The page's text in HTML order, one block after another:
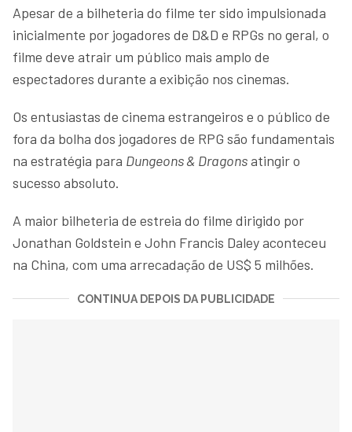
Apesar de a bilheteria do filme ter sido impulsionada
inicialmente por jogadores de D&D e RPGs no geral, o
filme deve atrair um público mais amplo de
espectadores durante a exibição nos cinemas.
Os entusiastas de cinema estrangeiros e o público de
fora da bolha dos jogadores de RPG são fundamentais
na estratégia para Dungeons & Dragonsatingir o
sucesso absoluto.
A maior bilheteria de estreia do filme dirigido por
Jonathan Goldstein e John Francis Daley aconteceu
na China, com uma arrecadação de US$ 5 milhões.
CONTINUA DEPOIS DA PUBLICIDADE